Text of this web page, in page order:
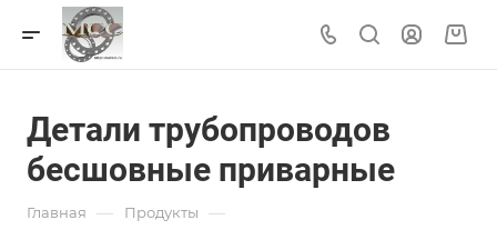
Детали трубопроводов
бесшовные приварные
Главная — Продукты —